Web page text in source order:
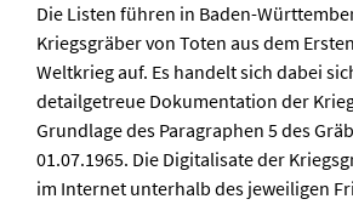
Die Listen führen in Baden-
Kriegsgräber von Toten aus dem
Weltkrieg auf. Es handelt sich dabei
detailgetreue Dokumentation der
Grundlage des Paragraphen 5 des
01.07.1965. Die Digitalisate der
im Internet unterhalb des jeweiligen